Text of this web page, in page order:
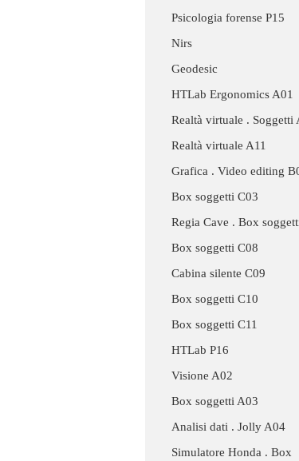
Psicologia forense P15
Nirs
Geodesic
HTLab Ergonomics A01
Realtà virtuale . Soggetti
Realtà virtuale A11
Grafica . Video editing
Box soggetti C03
Regia Cave . Box
Box soggetti C08
Cabina silente C09
Box soggetti C10
Box soggetti C11
HTLab P16
Visione A02
Box soggetti A03
Analisi dati . Jolly A04
Simulatore Honda . Box